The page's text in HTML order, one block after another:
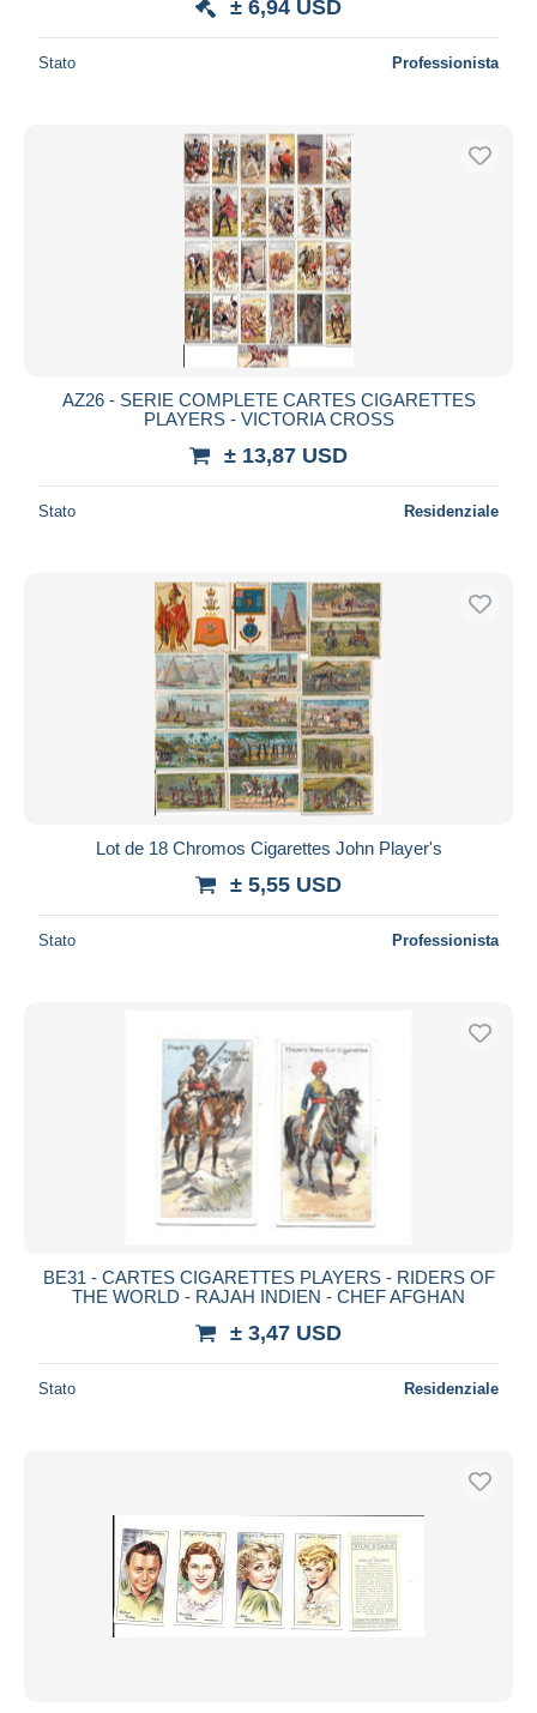
± 6,94 USD
Stato Professionista
AZ26 - SERIE COMPLETE CARTES CIGARETTES
PLAYERS - VICTORIA CROSS
± 13,87 USD
Stato Residenziale
Lot de 18 Chromos Cigarettes John Player's
± 5,55 USD
Stato Professionista
BE31 - CARTES CIGARETTES PLAYERS - RIDERS OF
THE WORLD - RAJAH INDIEN - CHEF AFGHAN
± 3,47 USD
Stato Residenziale